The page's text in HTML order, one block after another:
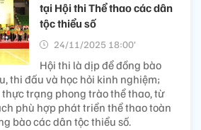
tại Hội thi Thể thao các dân
tộc thiểu số
24/11/2025 18:00’
Hội thi là dịp để đồng bào
thi đấu và học hỏi kinh nghiệm;
trạng phong trào thể thao, từ
phù hợp phát triển thể thao toàn
bào các dân tộc thiểu số.